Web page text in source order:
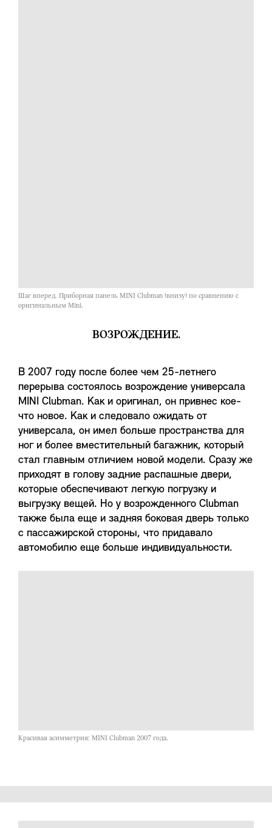
Шаг вперед. Приборная панель MINI Clubman (внизу) по сравнению с
оригинальным Mini.
ВОЗРОЖДЕНИЕ.
В 2007 году после более чем 25-летнего
перерыва состоялось возрождение универсала
MINI Clubman. Как и оригинал, он привнес кое-
что новое. Как и следовало ожидать от
универсала, он имел больше пространства для
ног и более вместительный багажник, который
стал главным отличием новой модели. Сразу же
приходят в голову задние распашные двери,
которые обеспечивают легкую погрузку и
выгрузку вещей. Но у возрожденного Clubman
также была еще и задняя боковая дверь только
с пассажирской стороны, что придавало
автомобилю еще больше индивидуальности.
Красивая асимметрия: MINI Clubman 2007 года.